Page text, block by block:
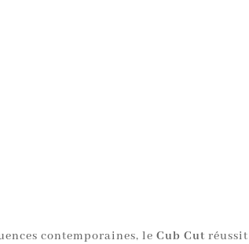
contemporaines, leCub Cut réussit